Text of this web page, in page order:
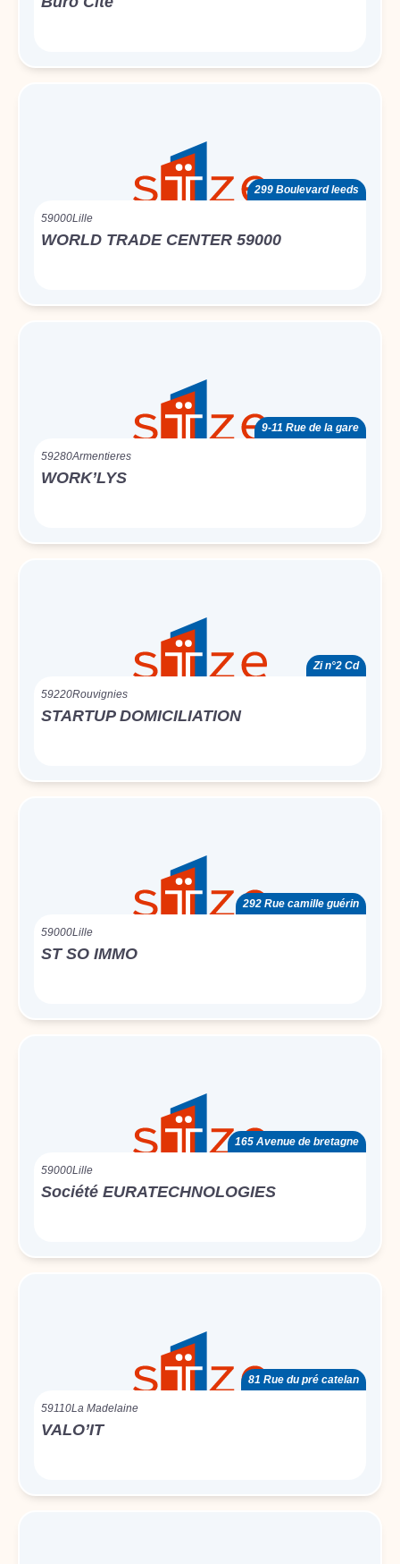
299 Boulevard leeds
59000Lille
WORLD TRADE CENTER 59000
9-11 Rue de la gare
59280Armentieres
WORK’LYS
Zi n°2 Cd
59220Rouvignies
STARTUP DOMICILIATION
292 Rue camille guérin
59000Lille
ST SO IMMO
165 Avenue de bretagne
59000Lille
Société EURATECHNOLOGIES
81 Rue du pré catelan
59110La Madelaine
VALO’IT